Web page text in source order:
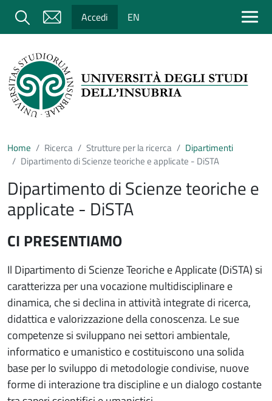
Salta al contenuto principale
Cerca Accedi EN
Home Ricerca Strutture per la ricerca
Dipartimenti
Dipartimento di Scienze teoriche e applicate - DiSTA
Dipartimento di Scienze teoriche e
applicate - DiSTA
CI PRESENTIAMO
Il Dipartimento di Scienze Teoriche e Applicate (DiSTA) si
caratterizza per una vocazione multidisciplinare e
dinamica, che si declina in attività integrate di ricerca,
didattica e valorizzazione della conoscenza. Le sue
competenze si sviluppano nei settori ambientale,
informatico e umanistico e costituiscono una solida
base per lo sviluppo di metodologie condivise, nuove
forme di interazione tra discipline e un dialogo costante